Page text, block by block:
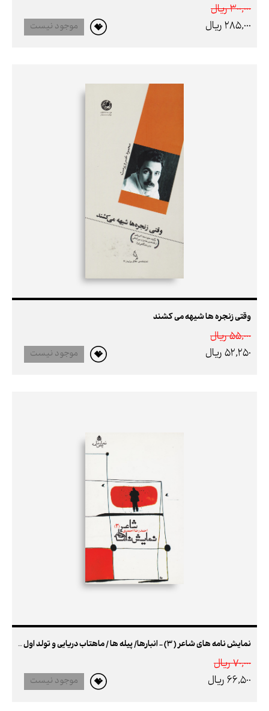
300,000 ريال
285,000 ريال
موجود نیست
وقتی زنجره ها شیهه می کشند
55,000 ريال
52,250 ريال
موجود نیست
نمایش نامه های شاعر ( 3) - انبارها/ پیله ها / ماهتاب دریایی و تولد اول ، تولد دوم
70,000 ريال
66,500 ريال
موجود نیست